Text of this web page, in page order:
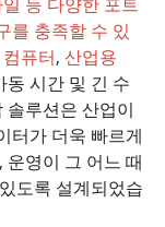
를 충족할 수 있
퓨터, 산업용
동 시간 및 긴 수
솔루션은 산업이
터가 더욱 빠르게
영이 그 어느 때
도록 설계되었습